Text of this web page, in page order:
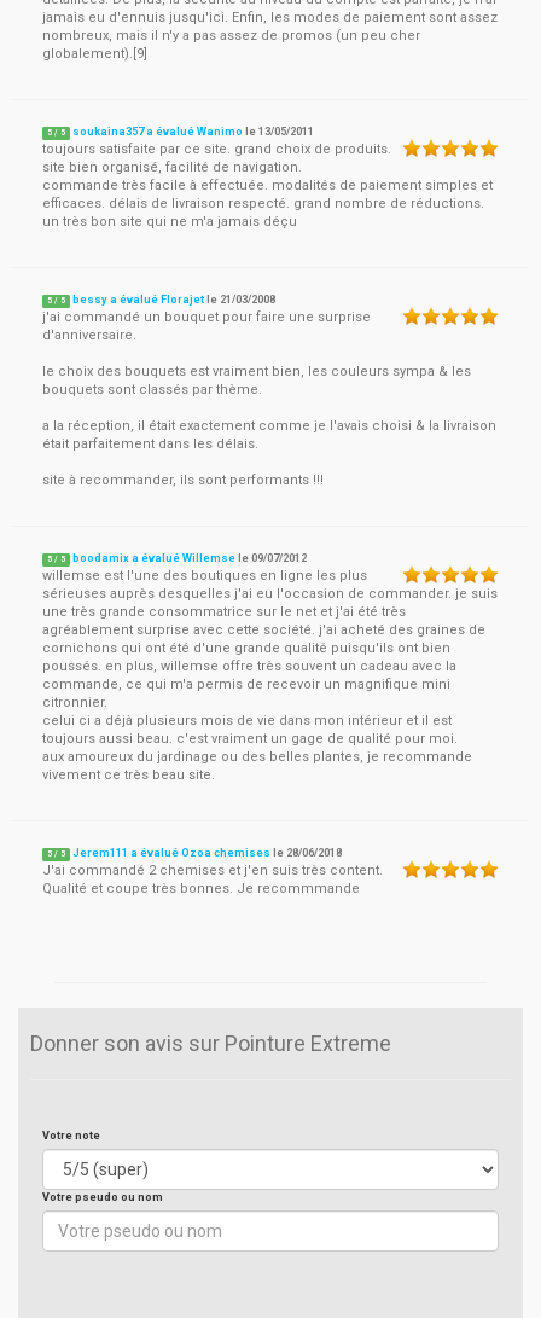
jamais eu d'ennuis jusqu'ici. Enfin, les modes de paiement sont assez
nombreux, mais il n'y a pas assez de promos (un peu cher
globalement).[9]
5 / 5 soukaina357 a évalué Wanimo le13/05/2011
toujours satisfaite par ce site. grand choix de produits.
site bien organisé, facilité de navigation.
commande très facile à effectuée. modalités de paiement simples et
efficaces. délais de livraison respecté. grand nombre de réductions.
un très bon site qui ne m'a jamais déçu
5 / 5 bessy a évalué Florajet le 21/03/2008
j'ai commandé un bouquet pour faire une surprise
d'anniversaire.
le choix des bouquets est vraiment bien, les couleurs sympa & les
bouquets sont classés par thème.
a la réception, il était exactement comme je l'avais choisi & la livraison
était parfaitement dans les délais.
site à recommander, ils sont performants !!!
5 / 5 boodamix a évalué Willemse le09/07/2012
willemse est l'une des boutiques en ligne les plus
sérieuses auprès desquelles j'ai eu l'occasion de commander. je suis
une très grande consommatrice sur le net et j'ai été très
agréablement surprise avec cette société. j'ai acheté des graines de
cornichons qui ont été d'une grande qualité puisqu'ils ont bien
poussés. en plus, willemse offre très souvent un cadeau avec la
commande, ce qui m'a permis de recevoir un magnifique mini
citronnier.
celui ci a déjà plusieurs mois de vie dans mon intérieur et il est
toujours aussi beau. c'est vraiment un gage de qualité pour moi.
aux amoureux du jardinage ou des belles plantes, je recommande
vivement ce très beau site.
5 / 5 Jerem111 a évalué Ozoa chemises le 28/06/2018
J'ai commandé 2 chemises et j'en suis très content.
Qualité et coupe très bonnes. Je recommmande
Donner son avis sur Pointure Extreme
Votre note
Votre pseudo ou nom